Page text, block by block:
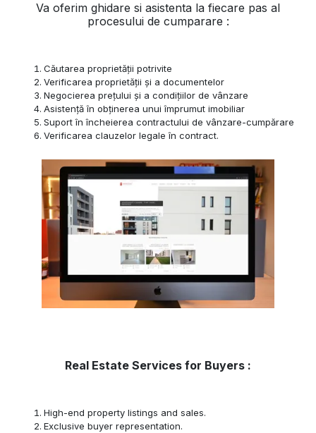
Va oferim ghidare si asistenta la fiecare pas al
procesului de cumparare :
Căutarea proprietății potrivite
Verificarea proprietății și a documentelor
Negocierea prețului și a condițiilor de vânzare
Asistență în obținerea unui împrumut imobiliar
Suport în încheierea contractului de vânzare-cumpărare
Verificarea clauzelor legale în contract.
Real Estate Services for Buyers :
High-end property listings and sales.
Exclusive buyer representation.